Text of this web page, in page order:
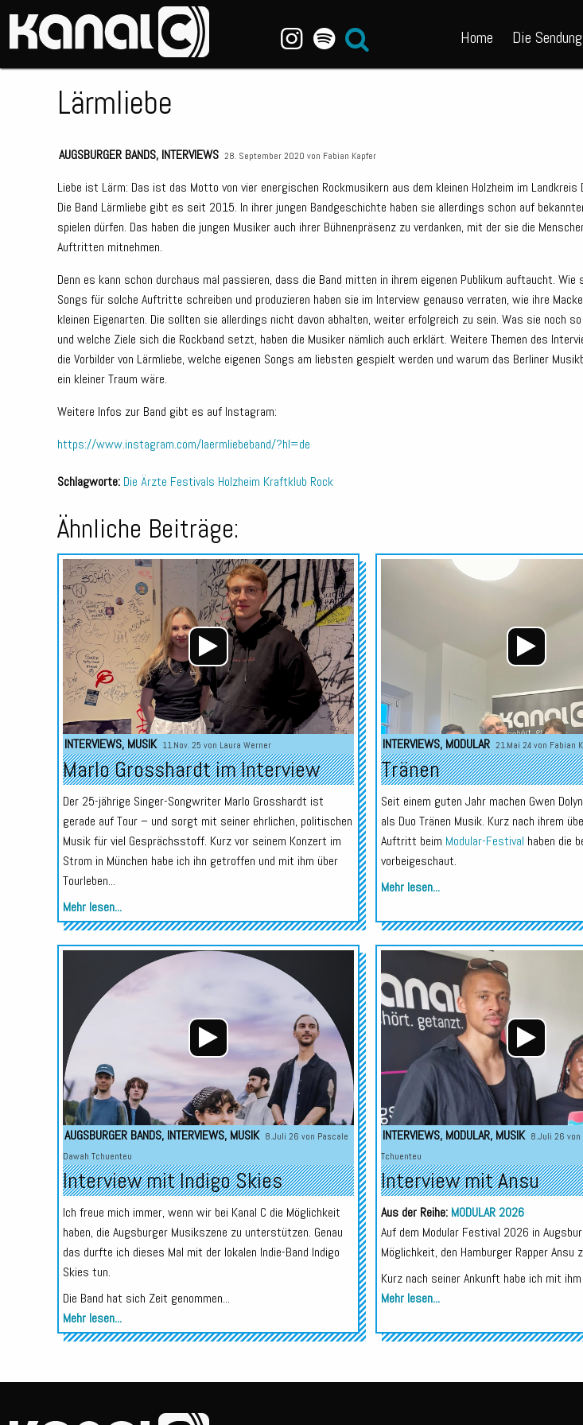
Home Die Sendung
Lärmliebe
AUGSBURGER BANDS, INTERVIEWS 28. September 2020 von Fabian Kapfer
Liebe ist Lärm: Das ist das Motto von vier energischen Rockmusikern aus dem kleinen Holzheim im Landkreis
Die Band Lärmliebe gibt es seit 2015. In ihrer jungen Bandgeschichte haben sie allerdings schon auf
spielen dürfen. Das haben die jungen Musiker auch ihrer Bühnenpräsenz zu verdanken, mit der sie die
Auftritten mitnehmen.
Denn es kann schon durchaus mal passieren, dass die Band mitten in ihrem eigenen Publikum auftaucht. Wie
Songs für solche Auftritte schreiben und produzieren haben sie im Interview genauso verraten, wie ihre
kleinen Eigenarten. Die sollten sie allerdings nicht davon abhalten, weiter erfolgreich zu sein. Was sie noch so
und welche Ziele sich die Rockband setzt, haben die Musiker nämlich auch erklärt. Weitere Themen des
die Vorbilder von Lärmliebe, welche eigenen Songs am liebsten gespielt werden und warum das Berliner
ein kleiner Traum wäre.
Weitere Infos zur Band gibt es auf Instagram:
https://www.instagram.com/laermliebeband/?hl=de
Schlagworte: Die Ärzte Festivals Holzheim Kraftklub Rock
Ähnliche Beiträge:
Audio-
Player
INTERVIEWS, MUSIK 11.Nov. 25 von Laura Werner
Marlo Grosshardt im Interview
Der 25-jährige Singer-Songwriter Marlo Grosshardt ist
gerade auf Tour – und sorgt mit seiner ehrlichen, politischen
Musik für viel Gesprächsstoff. Kurz vor seinem Konzert im
Strom in München habe ich ihn getroffen und mit ihm über
Tourleben...
Mehr lesen...
INTERVIEWS, MODULAR 21.Mai 24 von Fabian
Tränen
Seit einem guten Jahr machen Gwen
als Duo Tränen Musik. Kurz nach ihrem
Auftritt beim Modular-Festival haben die
vorbeigeschaut.
Mehr lesen...
Audio-
Player
AUGSBURGER BANDS, INTERVIEWS, MUSIK 8.Juli 26 von Pascale
Dawah Tchuenteu
Interview mit Indigo Skies
Ich freue mich immer, wenn wir bei Kanal C die Möglichkeit
haben, die Augsburger Musikszene zu unterstützen. Genau
das durfte ich dieses Mal mit der lokalen Indie-Band Indigo
Skies tun.
Die Band hat sich Zeit genommen...
Mehr lesen...
INTERVIEWS, MODULAR, MUSIK 8.Juli 26 von
Tchuenteu
Interview mit Ansu
Aus der Reihe: MODULAR 2026
Auf dem Modular Festival 2026 in
Möglichkeit, den Hamburger Rapper Ansu
Kurz nach seiner Ankunft habe ich mit
Mehr lesen...